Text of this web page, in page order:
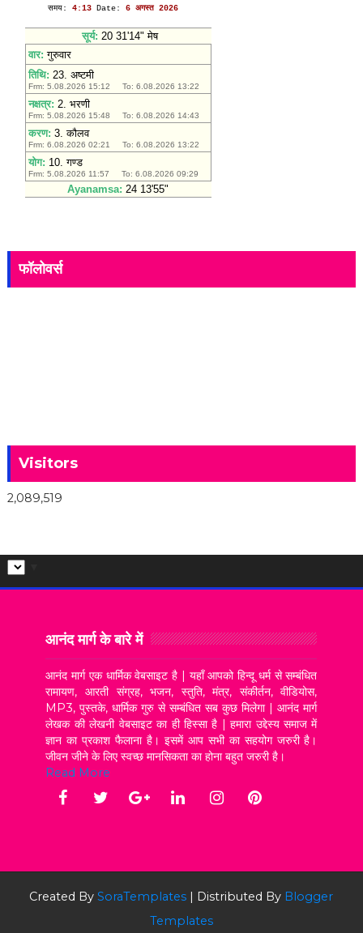
फॉलोवर्स
Visitors
2,089,519
आनंद मार्ग के बारे में
आनंद मार्ग एक धार्मिक वेबसाइट है | यहाँ आपको हिन्दू धर्म से सम्बंधित
रामायण, आरती संग्रह, भजन, स्तुति, मंत्र, संकीर्तन, वीडियोस,
MP3, पुस्तके, धार्मिक गुरु से सम्बंधित सब कुछ मिलेगा | आनंद मार्ग
लेखक की लेखनी वेबसाइट का ही हिस्सा है | हमारा उद्देस्य समाज में
ज्ञान का प्रकाश फैलाना है। इसमें आप सभी का सहयोग जरुरी है।
जीवन जीने के लिए स्वच्छ मानसिकता का होना बहुत जरुरी है।
Read More
Created BySoraTemplates | Distributed By Blogger
Templates